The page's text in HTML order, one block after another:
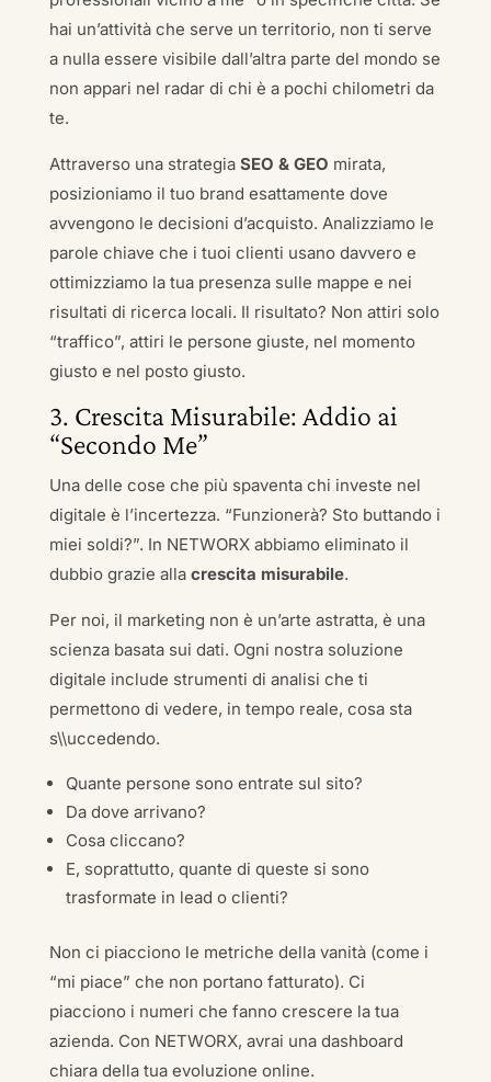
hai un’attività che serve un territorio, non ti serve
a nulla essere visibile dall’altra parte del mondo se
non appari nel radar di chi è a pochi chilometri da
te.
Attraverso una strategia SEO & GEO mirata,
posizioniamo il tuo brand esattamente dove
avvengono le decisioni d’acquisto. Analizziamo le
parole chiave che i tuoi clienti usano davvero e
ottimizziamo la tua presenza sulle mappe e nei
risultati di ricerca locali. Il risultato? Non attiri solo
“traffico”, attiri le persone giuste, nel momento
giusto e nel posto giusto.
3. Crescita Misurabile: Addio ai
“Secondo Me”
Una delle cose che più spaventa chi investe nel
digitale è l’incertezza. “Funzionerà? Sto buttando i
miei soldi?”. In NETWORX abbiamo eliminato il
dubbio grazie alla crescita misurabile.
Per noi, il marketing non è un’arte astratta, è una
scienza basata sui dati. Ogni nostra soluzione
digitale include strumenti di analisi che ti
permettono di vedere, in tempo reale, cosa sta
s\\uccedendo.
Quante persone sono entrate sul sito?
Da dove arrivano?
Cosa cliccano?
E, soprattutto, quante di queste si sono
trasformate in lead o clienti?
Non ci piacciono le metriche della vanità (come i
“mi piace” che non portano fatturato). Ci
piacciono i numeri che fanno crescere la tua
azienda. Con NETWORX, avrai una dashboard
chiara della tua evoluzione online.